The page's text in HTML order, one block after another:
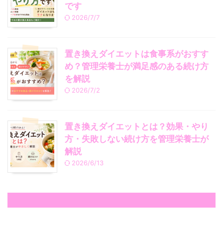
です
2026/7/7
置き換えダイエットは食事系がおすす
め？管理栄養士が満足感のある続け方
を解説
2026/7/2
置き換えダイエットとは？効果・やり
方・失敗しない続け方を管理栄養士が
解説
2026/6/13